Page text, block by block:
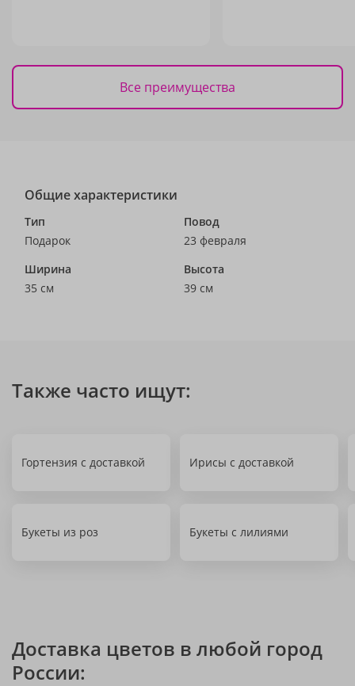
Все преимущества
Общие характеристики
Тип
Подарок
Повод
23 февраля
Ширина
35 см
Высота
39 см
Также часто ищут:
Гортензия с доставкой Ирисы с доставкой
Букеты из роз Букеты с лилиями
Доставка цветов в любой город
России: